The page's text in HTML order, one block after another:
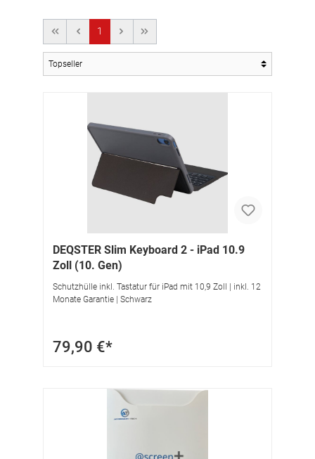
1
DEQSTER Slim Keyboard 2 - iPad 10.9
Zoll (10. Gen)
Schutzhülle inkl. Tastatur für iPad mit 10,9 Zoll | inkl. 12
Monate Garantie | Schwarz
79,90 €*